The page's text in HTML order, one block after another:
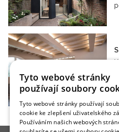
Tyto webové stránky
používají soubory
Tyto webové stránky používají
cookie ke zlepšení uživatelského
Používáním našich webových